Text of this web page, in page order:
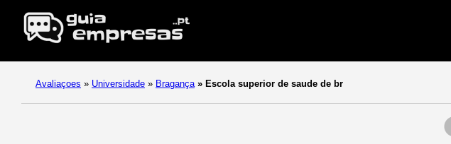
Avaliaçoes » Universidade » Bragança » Escola superior de saude de br